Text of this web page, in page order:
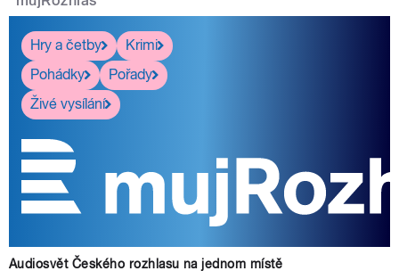
Hry a četby
Krimi
Pohádky
Pořady
Živé vysílání
Audiosvět Českého rozhlasu na jednom místě